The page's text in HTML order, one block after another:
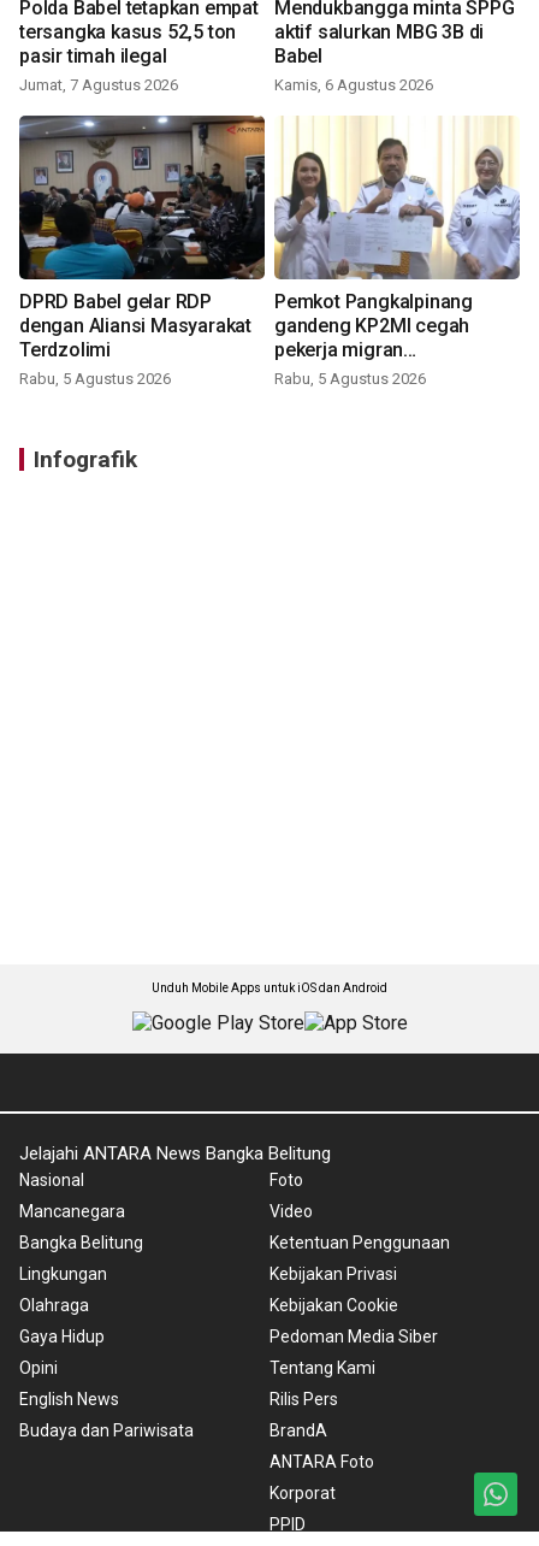
Polda Babel tetapkan empat
tersangka kasus 52,5 ton
pasir timah ilegal
Jumat, 7 Agustus 2026
Mendukbangga minta SPPG
aktif salurkan MBG 3B di
Babel
Kamis, 6 Agustus 2026
DPRD Babel gelar RDP
dengan Aliansi Masyarakat
Terdzolimi
Rabu, 5 Agustus 2026
Pemkot Pangkalpinang
gandeng KP2MI cegah
pekerja migran
nonprosedural
Rabu, 5 Agustus 2026
Infografik
Unduh Mobile Apps untuk iOS dan Android
Jelajahi ANTARA News Bangka Belitung
Nasional
Mancanegara
Bangka Belitung
Lingkungan
Olahraga
Gaya Hidup
Opini
English News
Budaya dan Pariwisata
Foto
Video
Ketentuan Penggunaan
Kebijakan Privasi
Kebijakan Cookie
Pedoman Media Siber
Tentang Kami
Rilis Pers
BrandA
ANTARA Foto
Korporat
PPID